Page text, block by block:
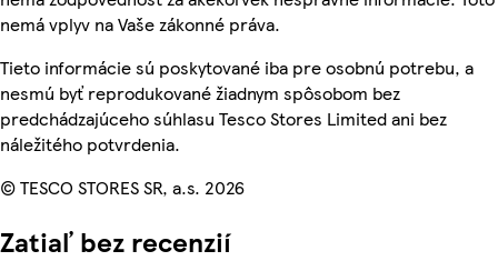
nemá vplyv na Vaše zákonné práva.
Tieto informácie sú poskytované iba pre osobnú potrebu, a
nesmú byť reprodukované žiadnym spôsobom bez
predchádzajúceho súhlasu Tesco Stores Limited ani bez
náležitého potvrdenia.
© TESCO STORES SR, a.s. 2026
Zatiaľ bez recenzií